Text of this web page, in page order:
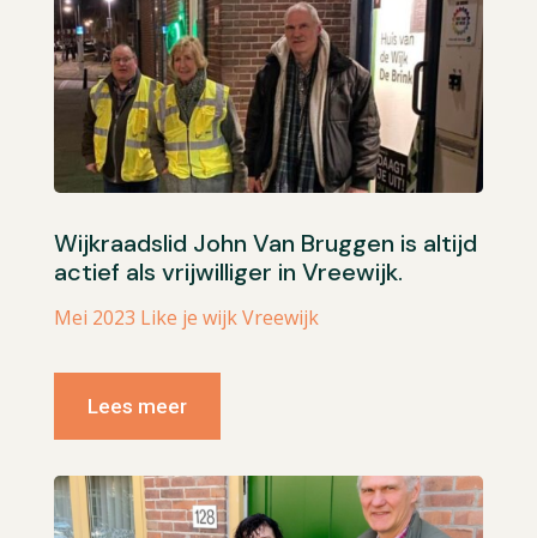
Wijkraadslid John Van Bruggen is altijd
actief als vrijwilliger in Vreewijk.
Mei 2023 Like je wijk Vreewijk
Lees meer